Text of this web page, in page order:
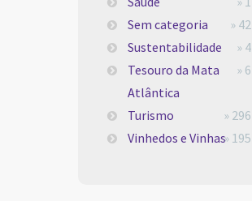
Sem categoria
» 42
Sustentabilidade
» 4
Tesouro da Mata
Atlântica
» 6
Turismo
» 296
Vinhedos e Vinhas» 195